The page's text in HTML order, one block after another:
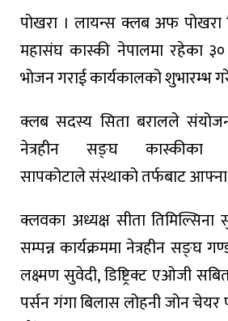
पोखरा । लायन्स क्लबअफ पोखरा
महासंघ कास्की नेपालमा रहेका ३०
भोजनगराईकार्यकालकोशुभारम्भ
क्लब सदस्य सिता बरालले
नेत्रहीन
सङ्घ कास्कीका
सापकोटालेसंस्थाकोतर्फबाटआफ्ना
क्लवका अध्यक्ष सीता तिमिल्सिना
सम्पन्नकार्यक्रममानेत्रहीन सङ्घ
लक्ष्मणसुवेदी,डिष्ट्रिक्टएओजी
पर्सनगंगाबिलासलोहनीजोनचेयर